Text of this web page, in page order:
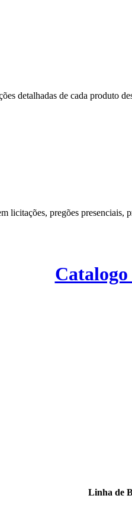
detalhadas de cada produto
licitações, pregões
Linha de